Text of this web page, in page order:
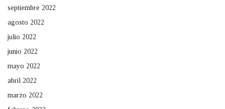
septiembre 2022
agosto 2022
julio 2022
junio 2022
mayo 2022
abril 2022
marzo 2022